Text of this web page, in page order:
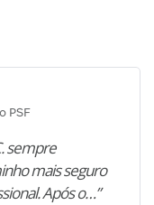
PSF
sempre
mais seguro
Após o…”